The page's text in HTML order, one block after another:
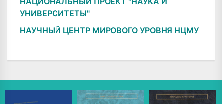
УНИВЕРСИТЕТЫ"
НАУЧНЫЙ ЦЕНТР МИРОВОГО УРОВНЯ НЦМУ